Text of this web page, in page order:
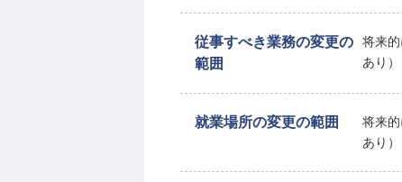
従事すべき業務の変更の
範囲
将来
あり）
就業場所の変更の範囲
将来
あり）